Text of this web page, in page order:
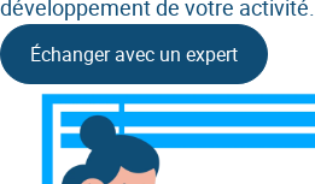
développement de votre activité.
Échanger avec un expert